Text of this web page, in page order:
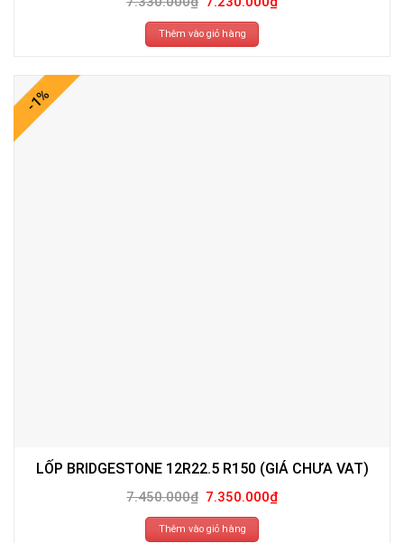
gốc
là:
7.330.000₫.
hiện
Thêm vào giỏ hàng
-1%
LỐP BRIDGESTONE 12R22.5 R150 (GIÁ CHƯA VAT)
7.450.000₫ Giá
gốc
là:
7.450.000₫.
7.350.000₫Giá
hiện
Thêm vào giỏ hàng